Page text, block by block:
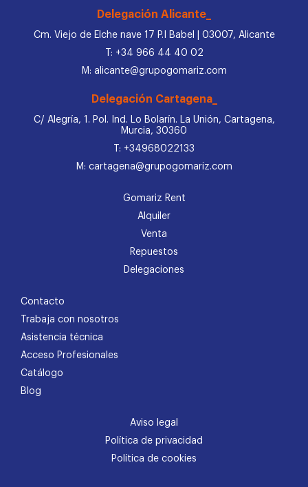
Delegación Alicante_
Cm. Viejo de Elche nave 17 P.I Babel | 03007, Alicante
T: +34 966 44 40 02
M: alicante@grupogomariz.com
Delegación Cartagena_
C/ Alegría, 1. Pol. Ind. Lo Bolarín. La Unión, Cartagena,
Murcia, 30360
T: +34968022133
M: cartagena@grupogomariz.com
Gomariz Rent
Alquiler
Venta
Repuestos
Delegaciones
Contacto
Trabaja con nosotros
Asistencia técnica
Acceso Profesionales
Catálogo
Blog
Aviso legal
Política de privacidad
Política de cookies